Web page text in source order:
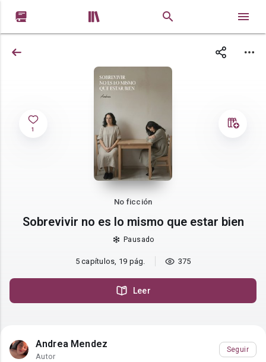
 
1
No ficción
Sobrevivir no es lo mismo que estar bien
Pausado
5 capítulos, 19 pág. 375
Leer
Andrea Mendez
Autor
Seguir